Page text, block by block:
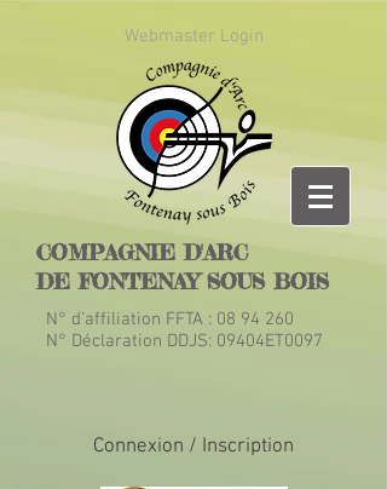
Webmaster Login
COMPAGNIE D'ARC
DE FONTENAY SOUS BOIS
N° d’affiliation FFTA : 08 94 260
N° Déclaration DDJS: 09404ET0097
Connexion / Inscription